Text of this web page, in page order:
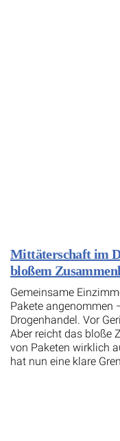
Mittäterschaft im
bloßem
Gemeinsame
Pakete
Drogenhandel. Vor
Aber reicht das bloße
von Paketen wirklich
hat nun eine klare